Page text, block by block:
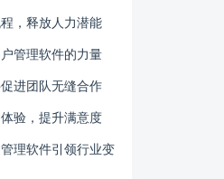
，释放人力潜能
管理软件的力量
进团队无缝合作
验，提升满意度
理软件引领行业变